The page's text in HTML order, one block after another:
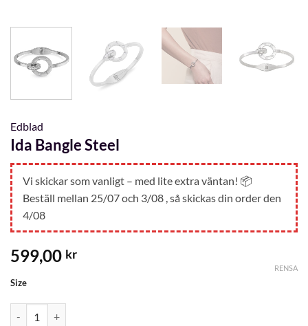
Edblad
Ida Bangle Steel
Vi skickar som vanligt – med lite extra väntan! 📦
Beställ mellan 25/07 och 3/08 , så skickas din order den
4/08
599,00 kr
Size
RENSA